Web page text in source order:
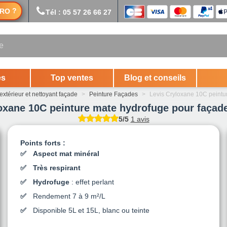
? Tél : 05 57 26 66 27
Top ventes Blog et conseils
et nettoyant façade > Peinture Façades > Levis Cryloxane 10C
10C peinture mate hydrofuge pour
5/5 1 avis
Points forts :
Aspect mat minéral
Très respirant
Hydrofuge: effet perlant
Rendement 7 à 9 m²/L
Disponible 5L et 15L, blanc ou teinte